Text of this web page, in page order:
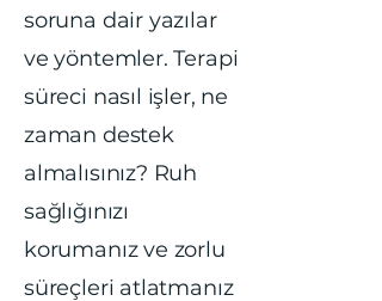
soruna dair yazılar
ve yöntemler. Terapi
süreci nasıl işler, ne
zaman destek
almalısınız? Ruh
sağlığınızı
korumanız ve zorlu
süreçleri atlatmanız